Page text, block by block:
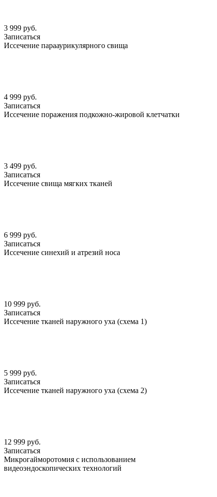
3 999 руб.
Записаться
Иссечение парааурикулярного свища
4 999 руб.
Записаться
Иссечение поражения подкожно-жировой клетчатки
3 499 руб.
Записаться
Иссечение свища мягких тканей
6 999 руб.
Записаться
Иссечение синехий и атрезий носа
10 999 руб.
Записаться
Иссечение тканей наружного уха (схема 1)
5 999 руб.
Записаться
Иссечение тканей наружного уха (схема 2)
12 999 руб.
Записаться
Микрогайморотомия с использованием
видеоэндоскопических технологий